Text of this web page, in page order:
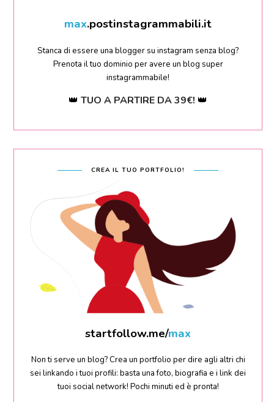
sara.postinstagrammabili.it
Stanca di essere una blogger su instagram senza blog?
Prenota il tuo dominio per avere un blog super
instagrammabile!
👑TUO A PARTIRE DA 39€! 👑
CREA IL TUO PORTFOLIO!
startfollow.me/sara
Non ti serve un blog? Crea un portfolio per dire agli altri chi
sei linkando i tuoi profili: basta una foto, biografia e i link dei
tuoi social network! Pochi minuti ed è pronta!